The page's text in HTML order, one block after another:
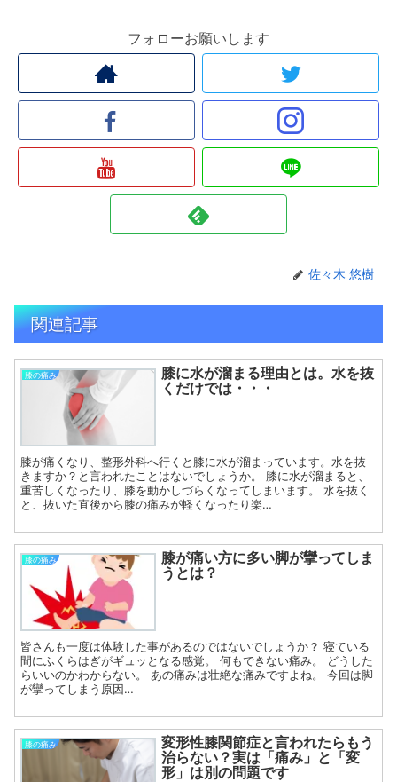
フォローお願いします
佐々木 悠樹
関連記事
膝の痛み
膝に水が溜まる理由とは。水を抜
くだけでは・・・
膝が痛くなり、整形外科へ行くと膝に水が溜まっています。水を抜
きますか？と言われたことはないでしょうか。 膝に水が溜まると、
重苦しくなったり、膝を動かしづらくなってしまいます。 水を抜く
と、抜いた直後から膝の痛みが軽くなったり楽…
膝の痛み
膝が痛い方に多い脚が攣ってしま
うとは？
皆さんも一度は体験した事があるのではないでしょうか？ 寝ている
間にふくらはぎがギュッとなる感覚。 何もできない痛み。 どうした
らいいのかわからない。 あの痛みは壮絶な痛みですよね。 今回は脚
が攣ってしまう原因…
膝の痛み
変形性膝関節症と言われたらもう
治らない？実は「痛み」と「変
形」は別の問題です